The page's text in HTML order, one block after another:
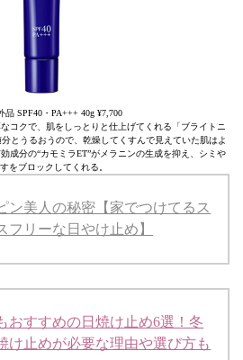
品 SPF40・PA+++ 40g ¥7,700
コクで、肌をしっとりと仕上げてくれる「ブライトニ
とうるおうので、乾燥してくすんで見えていた肌はよ
成分の“カモミラET”がメラニンの生成を抑え、シミや
をブロックしてくれる。
ン美人の秘密【家でつけてるス
フリーな日やけ止め】
おすすめの日焼け止め6選！冬
け止めが必要な理由や選び方も